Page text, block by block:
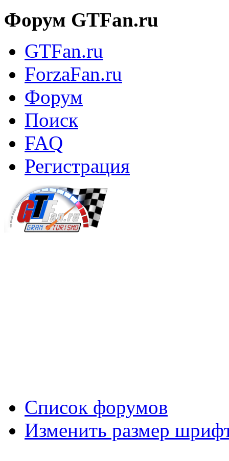
Форум GTFan.ru
GTFan.ru
ForzaFan.ru
Форум
Поиск
FAQ
Регистрация
Список форумов
Изменить размер